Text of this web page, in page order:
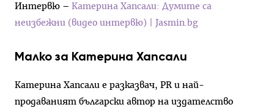
Интервю – Катерина Хапсали: Думите са
неизбежни (видео интервю) | Jasmin.bg
Малко за Катерина Хапсали
Катерина Хапсали е разказвач, PR и най-
продаваният български автор на издателство